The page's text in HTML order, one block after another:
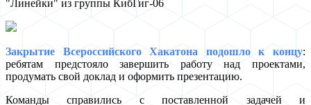
"Линейки" из группы КибГиг-06
Закрытие Всероссийского Хакатона подошло к концу:
ребятам предстояло завершить работу над проектами,
продумать свой доклад и оформить презентацию.
Команды справились с поставленной задачей и